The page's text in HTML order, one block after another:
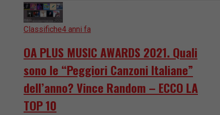
Classifiche4 anni fa
OA PLUS MUSIC AWARDS 2021. Quali
sono le “Peggiori Canzoni Italiane”
dell’anno? Vince Random – ECCO LA
TOP 10